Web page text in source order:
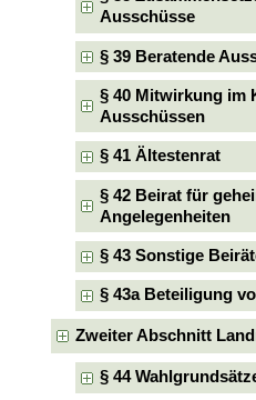
Ausschüsse
§ 39 Beratende
§ 40 Mitwirkung im
Ausschüssen
§ 41 Ältestenrat
§ 42 Beirat für
Angelegenheiten
§ 43 Sonstige
§ 43a Beteiligung
Zweiter Abschnitt
§ 44